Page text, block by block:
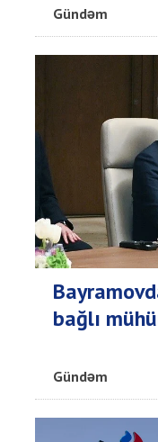
Gündəm
bağlı
Gündəm